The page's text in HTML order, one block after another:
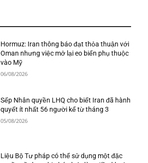
Hormuz: Iran thông báo đạt thỏa thuận với
Oman nhưng việc mở lại eo biển phụ thuộc
vào Mỹ
06/08/2026
Sếp Nhân quyền LHQ cho biết Iran đã hành
quyết ít nhất 56 người kể từ tháng 3
05/08/2026
Liệu Bộ Tư pháp có thể sử dụng một đặc